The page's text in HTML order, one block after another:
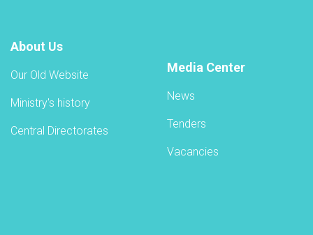
About Us
Our Old Website
Ministry's history
Central Directorates
Media Center
News
Tenders
Vacancies